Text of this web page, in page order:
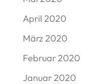
April 2020
März 2020
Februar 2020
Januar 2020